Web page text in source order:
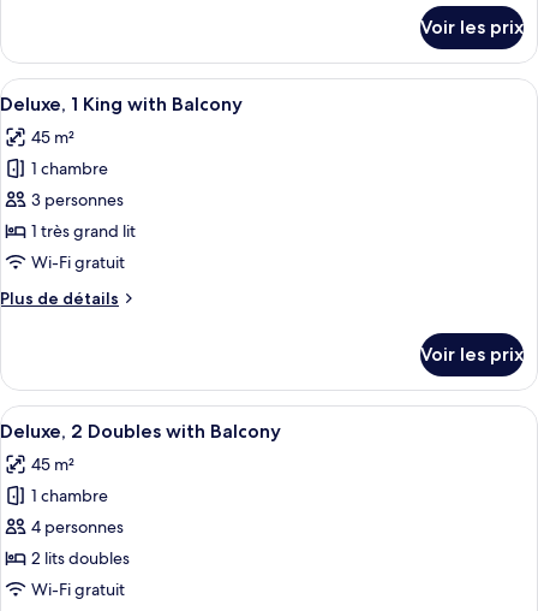
Bay,
1
King,
Balcony
with
Marina
Bay
View
le
type
de
Deluxe
Marina
King,
Balcony
with
Marina
Voir les prix
Afficher
toutes
les
photos
pour
ce
type
chambre :
King
with
Balcony
Une chambre d’hôtel moderne
9
Deluxe, 1 King with Balcony
45 m²
1 chambre
3 personnes
1 très grand lit
Wi-Fi gratuit
Plus de détails
Plus
le
type
de
Deluxe,
with
Balcony
Voir les prix
Afficher
toutes
les
photos
pour
ce
type
Une chambre d’hôtel avec deux lits,
8
Deluxe, 2 Doubles with Balcony
45 m²
1 chambre
4 personnes
2 lits doubles
Wi-Fi gratuit